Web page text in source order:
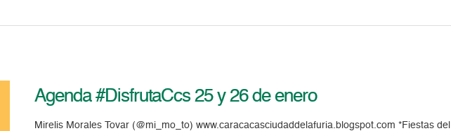
Agenda #DisfrutaCcs 25 y 26 de enero
Mirelis Morales Tovar (@mi_mo_to) www.caracacasciudaddelafuria.blogspot.com *Fiestas